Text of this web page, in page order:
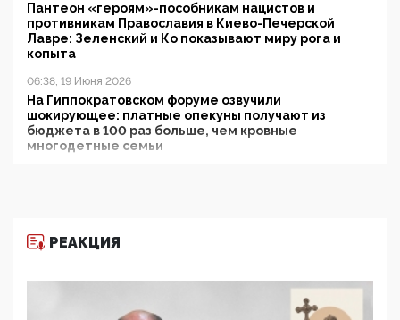
Пантеон «героям»-пособникам нацистов и
противникам Православия в Киево-Печерской
Лавре: Зеленский и Ко показывают миру рога и
копыта
06:38, 19 Июня 2026
На Гиппократовском форуме озвучили
шокирующее: платные опекуны получают из
бюджета в 100 раз больше, чем кровные
многодетные семьи
11:53, 09 Июня 2026
деятельность ИИТО ЮНЕСКО в России, но
цифроглобалисты продолжают определять
повестку в образовании
РЕАКЦИЯ